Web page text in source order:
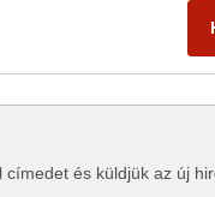
és küldjük az új